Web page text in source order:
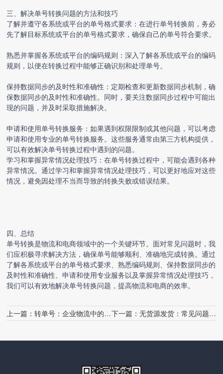
三、解决单号转换问题的方法和技巧
了解并遵守各系统或平台的单号格式要求：在进行单号转换前，务必
先了解目标系统或平台的单号格式要求，确保自己的单号符合要求。
熟悉并掌握各系统或平台的编码规则：深入了解各系统或平台的编码
规则，以便在转换过程中能够正确识别和处理单号。
保持数据同步的及时性和准确性：定期检查和更新数据同步机制，确
保数据同步的及时性和准确性。同时，要关注数据同步过程中可能出
现的问题，并及时采取措施解决。
申请和使用单号转换服务：如果遇到权限限制或其他问题，可以考虑
申请和使用专业的单号转换服务。这些服务通常由第三方机构提供，
可以有效解决单号转换过程中遇到的问题。
学习和掌握异常情况处理技巧：在单号转换过程中，可能会遇到各种
异常情况。通过学习和掌握异常情况处理技巧，可以更好地应对这些
情况，避免因处理不当而导致的转换失败或错误结果。
四、总结
单号转换是物流和电商领域中的一个关键环节。面对常见问题时，我
们应积极寻求解决方法，确保单号能够顺利、准确地完成转换。通过
了解各系统或平台的单号格式要求、熟悉编码规则、保持数据同步的
及时性和准确性、申请和使用专业服务以及掌握异常情况处理技巧，
我们可以有效地解决单号转换问题，提高物流和电商的效率。
上一篇：转单号：企业物流中的关键纽带 下一篇： 无货源发货：常见问题与解决策略